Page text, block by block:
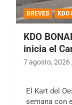
BREVES KDO
KDO
inicia el
7 agosto, 2026
El Kart del
semana con